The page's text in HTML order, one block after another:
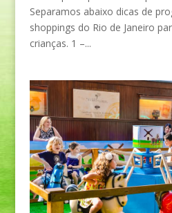
Separamos abaixo dicas de
shoppings do Rio de Janeiro
crianças. 1 –...